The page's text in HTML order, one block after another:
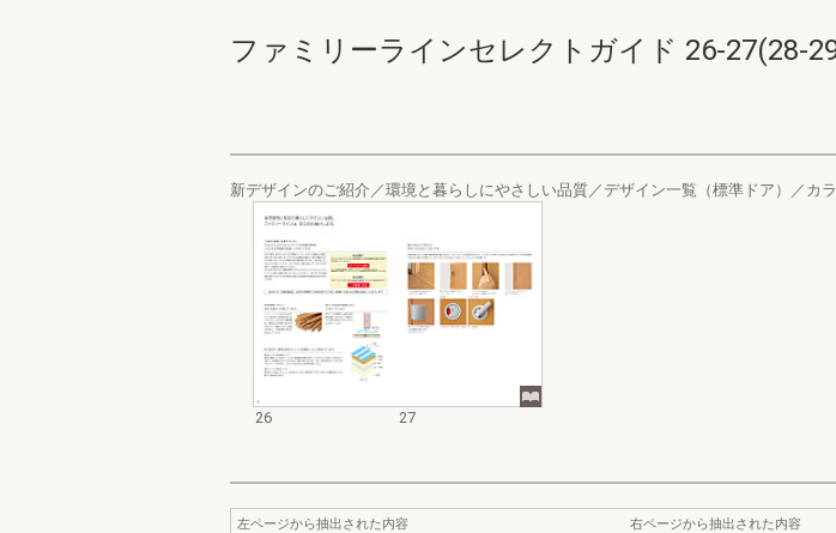
ファミリーラインセレクトガイド 26-27(28-
新デザインのご紹介／環境と暮らしにやさしい品質／デザイン一覧（標準ドア）／カ
26 27
左ページから抽出された内容
右ページから抽出された内容